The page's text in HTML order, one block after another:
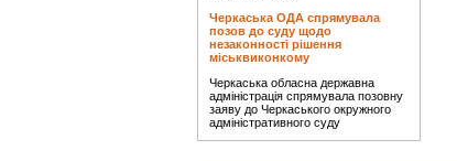
Черкаська ОДА спрямувала
позов до суду щодо
незаконності рішення
міськвиконкому
Черкаська обласна державна
адміністрація спрямувала позовну
заяву до Черкаського окружного
адміністративного суду